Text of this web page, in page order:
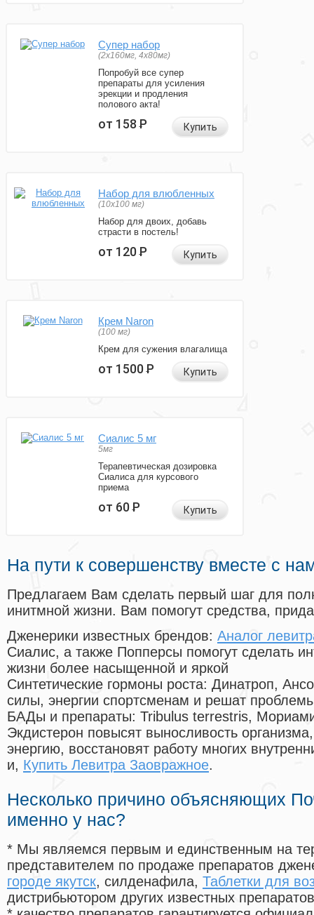
Супер набор
(2х160мг, 4х80мг)
Попробуй все супер
препараты для усиления
эрекции и продления
полового акта!
от 158Р Купить
Набор для влюбленных
(10х100 мг)
Набор для двоих, добавь
страсти в постель!
от 120Р Купить
Крем Naron
(100 мг)
Крем для сужения влагалища
от 1500Р Купить
Сиалис 5 мг
5мг
Терапевтическая дозировка
Сиалиса для курсового
приема
от 60Р Купить
На пути к совершенству вместе с
Предлагаем Вам сделать первый шаг для
инитмной жизни. Вам помогут средства,
Дженерики известных брендов: Аналог
Сиалис, а также Попперсы помогут сделать
жизни более насыщенной и яркой
Синтетические гормоны роста: Динатроп,
силы, энергии спортсменам и решат
БАДы и препараты: Tribulus terrestris,
Экдистерон повысят выносливость
энергию, восстановят работу многих
и, Купить Левитра Заовражное.
Несколько причино объясняющих
именно у нас?
* Мы являемся первым и единственным на
представителем по продаже препаратов
городе якутск, силденафила, Таблетки для
дистрибьютором других известных препаратов